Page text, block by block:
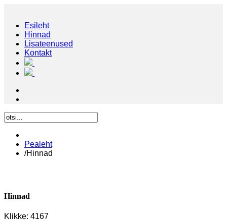
Esileht
Hinnad
Lisateenused
Kontakt
Pealeht
/Hinnad
Hinnad
Klikke: 4167